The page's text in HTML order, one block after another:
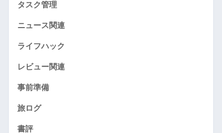
タスク管理
ニュース関連
ライフハック
レビュー関連
事前準備
旅ログ
書評